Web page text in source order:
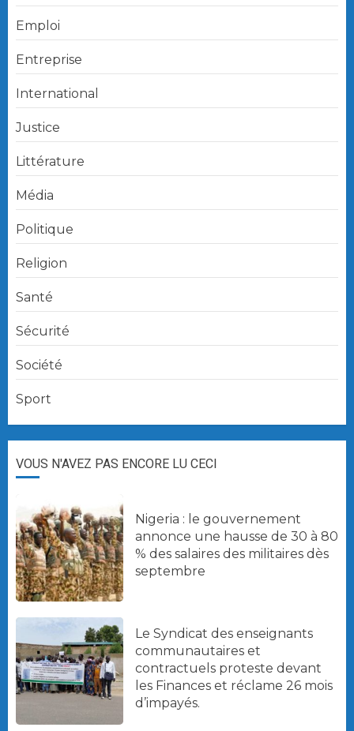
Emploi
Entreprise
International
Justice
Littérature
Média
Politique
Religion
Santé
Sécurité
Société
Sport
VOUS N'AVEZ PAS ENCORE LU CECI
Nigeria : le gouvernement
annonce une hausse de 30 à 80
% des salaires des militaires dès
septembre
Le Syndicat des enseignants
communautaires et
contractuels proteste devant
les Finances et réclame 26 mois
d’impayés.